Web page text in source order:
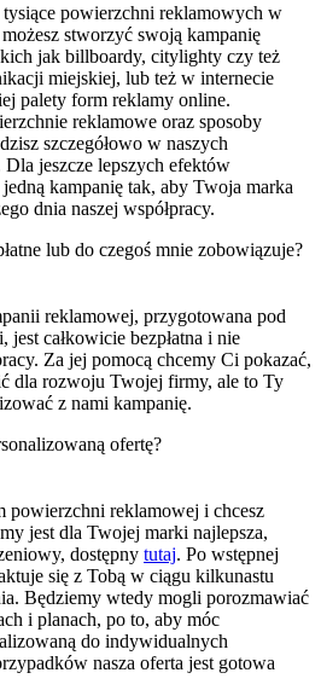
tysiące powierzchni reklamowych w
stworzyć swoją kampanię
jak billboardy, citylighty czy też
miejskiej, lub też w internecie
palety form reklamy online.
reklamowe oraz sposoby
szczegółowo w naszych
Dla jeszcze lepszych efektów
kampanię tak, aby Twoja marka
dnia naszej współpracy.
lub do czegoś mnie zobowiązuje?
reklamowej, przygotowana pod
całkowicie bezpłatna i nie
Za jej pomocą chcemy Ci pokazać,
dla rozwoju Twojej firmy, ale to Ty
z nami kampanię.
ofertę?
powierzchni reklamowej i chcesz
jest dla Twojej marki najlepsza,
dostępny tutaj. Po wstępnej
się z Tobą w ciągu kilkunastu
Będziemy wtedy mogli porozmawiać
i planach, po to, aby móc
do indywidualnych
nasza oferta jest gotowa